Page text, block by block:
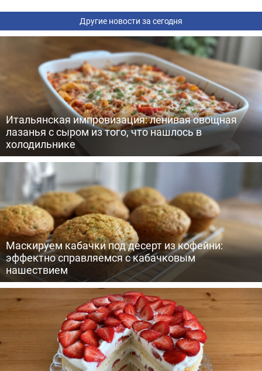
Другие новости за сегодня
Итальянская импровизация: ленивая овощная
лазанья с сыром из того, что нашлось в
холодильнике
Маскируем кабачки под десерт из кофейни:
эффектно справляемся с кабачковым
нашествием